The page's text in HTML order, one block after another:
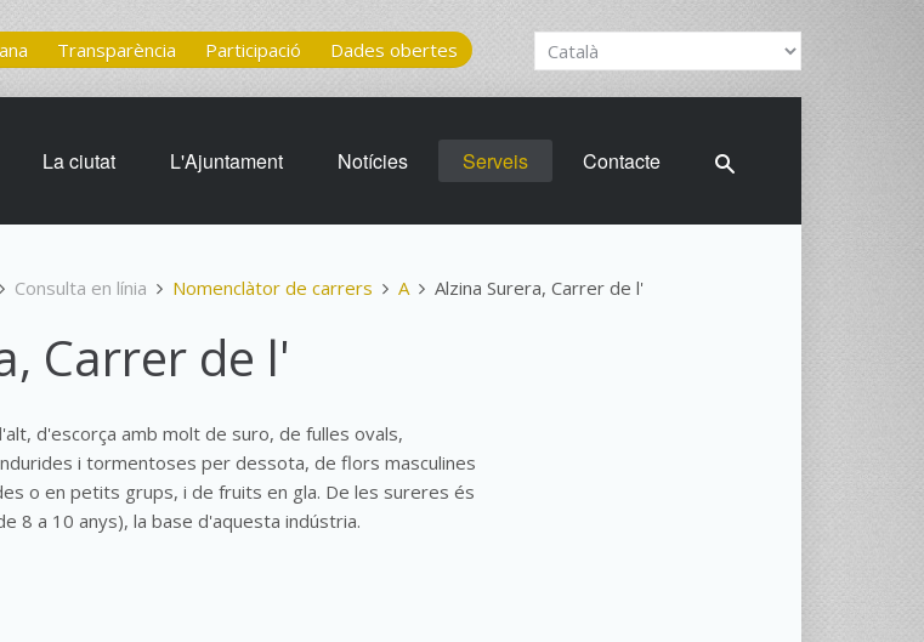
Transparència Participació Dades obertes
La ciutat L'Ajuntament Notícies Serveis Contacte
Consulta en línia Nomenclàtor de carrers A Alzina Surera, Carrer de l'
Carrer de l'
d'escorça amb molt de suro, de fulles ovals,
i tormentoses per dessota, de flors masculines
o en petits grups, i de fruits en gla. De les sureres és
8 a 10 anys), la base d'aquesta indústria.